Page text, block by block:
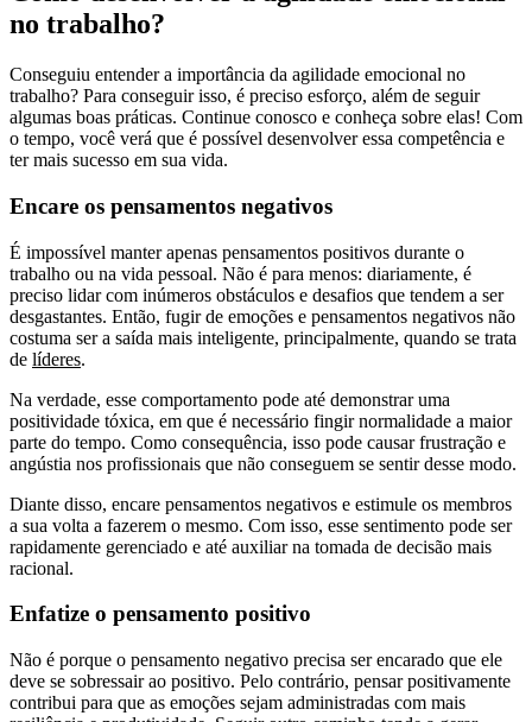
no trabalho?
Conseguiu entender a importância da agilidade emocional no
trabalho? Para conseguir isso, é preciso esforço, além de seguir
algumas boas práticas. Continue conosco e conheça sobre elas! Com
o tempo, você verá que é possível desenvolver essa competência e
ter mais sucesso em sua vida.
Encare os pensamentos negativos
É impossível manter apenas pensamentos positivos durante o
trabalho ou na vida pessoal. Não é para menos: diariamente, é
preciso lidar com inúmeros obstáculos e desafios que tendem a ser
desgastantes. Então, fugir de emoções e pensamentos negativos não
costuma ser a saída mais inteligente, principalmente, quando se trata
de líderes.
Na verdade, esse comportamento pode até demonstrar uma
positividade tóxica, em que é necessário fingir normalidade a maior
parte do tempo. Como consequência, isso pode causar frustração e
angústia nos profissionais que não conseguem se sentir desse modo.
Diante disso, encare pensamentos negativos e estimule os membros
a sua volta a fazerem o mesmo. Com isso, esse sentimento pode ser
rapidamente gerenciado e até auxiliar na tomada de decisão mais
racional.
Enfatize o pensamento positivo
Não é porque o pensamento negativo precisa ser encarado que ele
deve se sobressair ao positivo. Pelo contrário, pensar positivamente
contribui para que as emoções sejam administradas com mais